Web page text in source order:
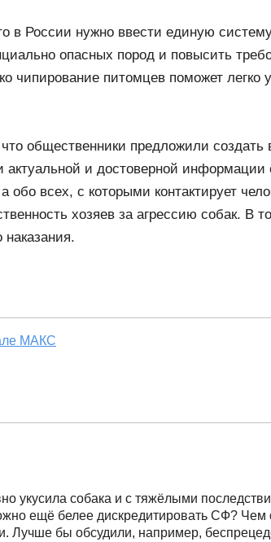
в России нужно ввести единую
опасных пород и повысить
чипирование питомцев поможет легко
общественники предложили
актуальной и достоверной
обо всех, с которыми контактирует
хозяев за агрессию собак. В
наказания.
МАКС
укусила собака и с тяжёлыми
ещё белее дискредитировать СФ?
Лучше бы обсудили, например,